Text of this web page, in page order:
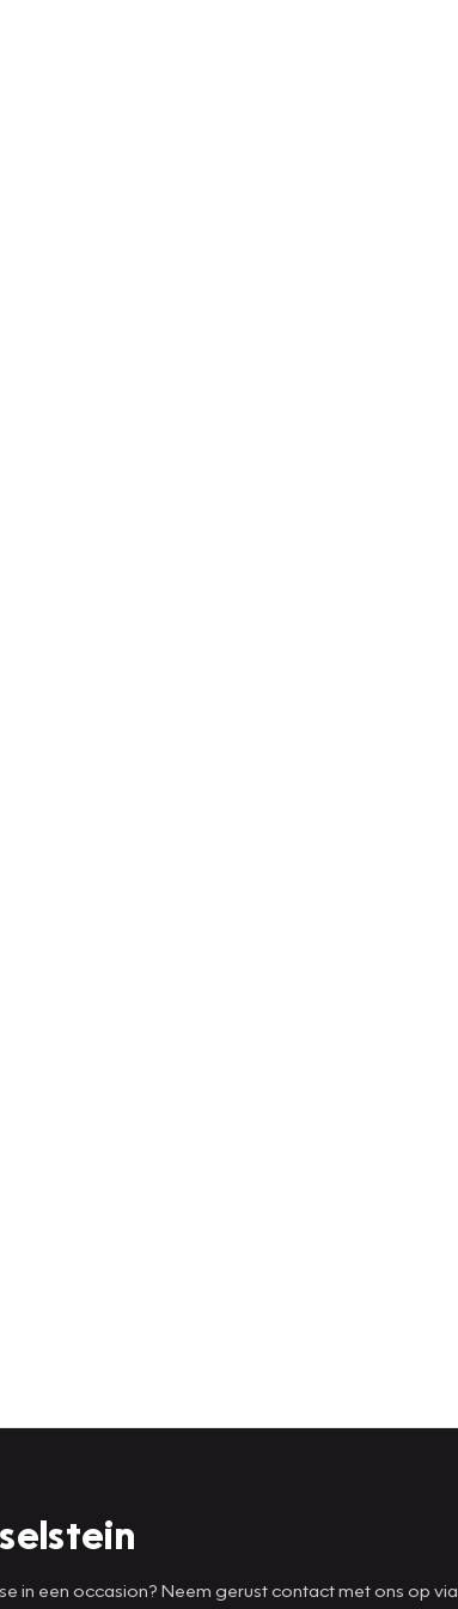
in een occasion? Neem gerust contact met ons op via